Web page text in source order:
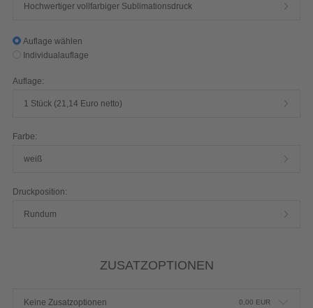
Hochwertiger vollfarbiger Sublimationsdruck
Auflage wählen
Individualauflage
Auflage:
1 Stück (21,14 Euro netto)
Farbe:
weiß
Druckposition:
Rundum
ZUSATZOPTIONEN
Keine Zusatzoptionen 0,00 EUR